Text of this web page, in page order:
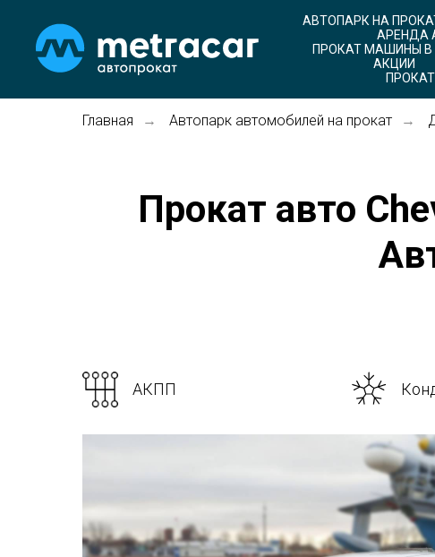
АВТОПАРК НА
АРЕНДА
ПРОКАТ МАШИНЫ В
АКЦИИ
Главная → Автопарк автомобилей на прокат →
Прокат авто
АКПП